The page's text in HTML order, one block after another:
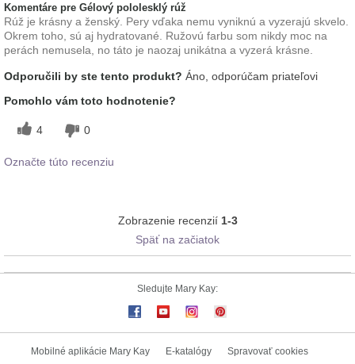
Komentáre pre Gélový pololesklý rúž
Rúž je krásny a ženský. Pery vďaka nemu vyniknú a vyzerajú skvelo.
Okrem toho, sú aj hydratované. Ružovú farbu som nikdy moc na
perách nemusela, no táto je naozaj unikátna a vyzerá krásne.
Odporučili by ste tento produkt? Áno, odporúčam priateľovi
Pomohlo vám toto hodnotenie?
4 0
Označte túto recenziu
Zobrazenie recenzií 1-3
Späť na začiatok
Sledujte Mary Kay:
Mobilné aplikácie Mary Kay E-katalógy Spravovať cookies